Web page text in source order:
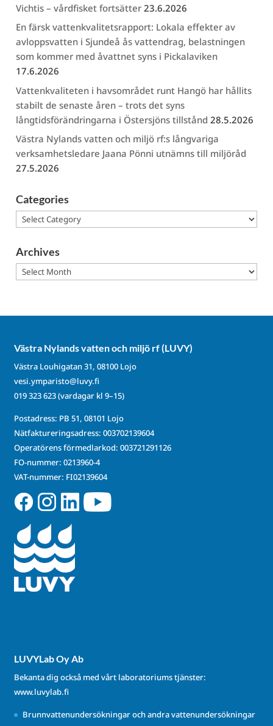
Vichtis – vårdfisket fortsätter 23.6.2026
En färsk vattenkvalitetsrapport: Lokala effekter av
avloppsvatten i Sjundeå ås vattendrag, belastningen
som kommer med åvattnet syns i Pickalaviken
17.6.2026
Vattenkvaliteten i havsområdet runt Hangö har hållits
stabilt de senaste åren – trots det syns
långtidsförändringarna i Östersjöns tillstånd 28.5.2026
Västra Nylands vatten och miljö rf:s långvariga
verksamhetsledare Jaana Pönni utnämns till miljöråd
27.5.2026
Categories
Categories
Archives
Archives
Västra Nylands vatten och miljö rf (LUVY)
Västra Louhigatan 31, 08100 Lojo
vesi.ymparisto@luvy.fi
019 323 623(vardagar kl 9–15)
Postadress: PB 51, 08101 Lojo
Nätfaktureringsadress: 003702139604
Operatörens förmedlarkod: 003721291126
FO-nummer: 0213960-4
VAT-nummer: FI02139604
LUVYLab Oy Ab
Bekanta dig också med vårt laboratoriums tjänster:
www.luvylab.fi
Brunnvattenundersökningar och andra vattenundersökningar